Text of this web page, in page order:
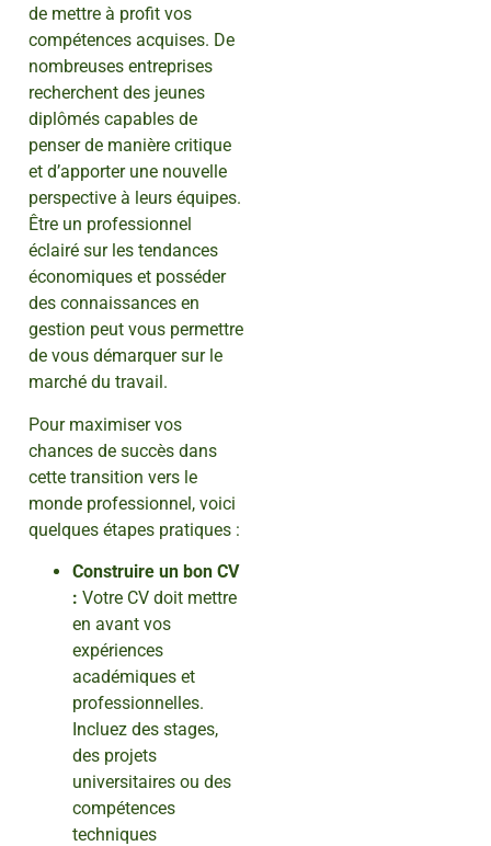
de mettre à profit vos
compétences acquises. De
nombreuses entreprises
recherchent des jeunes
diplômés capables de
penser de manière critique
et d’apporter une nouvelle
perspective à leurs équipes.
Être un professionnel
éclairé sur les tendances
économiques et posséder
des connaissances en
gestion peut vous permettre
de vous démarquer sur le
marché du travail.
Pour maximiser vos
chances de succès dans
cette transition vers le
monde professionnel, voici
quelques étapes pratiques :
Construire un bon CV
: Votre CV doit mettre
en avant vos
expériences
académiques et
professionnelles.
Incluez des stages,
des projets
universitaires ou des
compétences
techniques